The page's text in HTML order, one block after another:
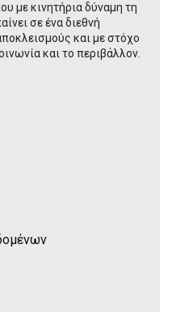
με κινητήρια δύναμη τη
σε ένα διεθνή
και με στόχο
και το περιβάλλον.